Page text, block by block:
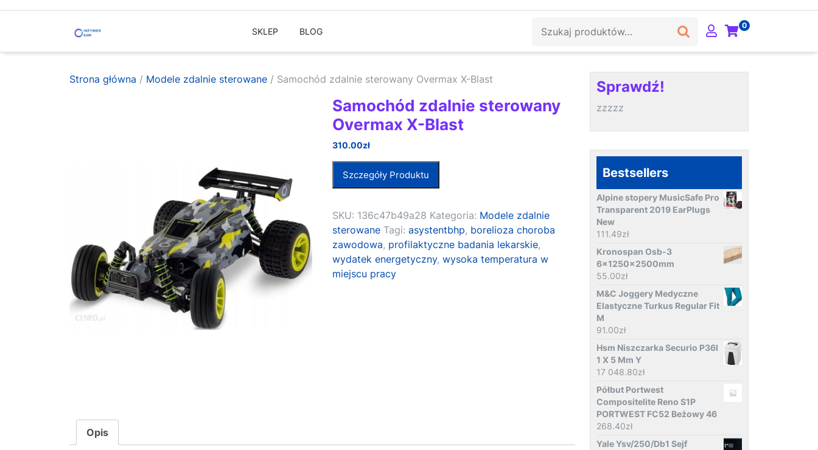
SKLEP BLOG
0
Strona główna / Modele zdalnie sterowane / Samochód zdalnie sterowany Overmax X-Blast
Samochód zdalnie sterowany
Overmax X-Blast
310.00zł
Szczegóły Produktu
SKU: 136c47b49a28 Kategoria: Modele zdalnie
sterowane Tagi:asystentbhp, borelioza choroba
zawodowa, profilaktyczne badania lekarskie,
wydatek energetyczny,wysoka temperatura w
miejscu pracy
Opis
Sprawdź!
zzzzz
Bestsellers
Alpine stopery MusicSafe Pro
Transparent 2019 EarPlugs
New
111.49zł
Kronospan Osb-3
6x1250x2500mm
55.00zł
M&C Joggery Medyczne
Elastyczne Turkus Regular Fit
M
91.00zł
Hsm Niszczarka Securio P36I
1 X 5 Mm Y
17 048.80zł
Półbut Portwest
Compositelite Reno S1P
PORTWEST FC52 Beżowy 46
268.40zł
Yale Ysv/250/Db1 Sejf